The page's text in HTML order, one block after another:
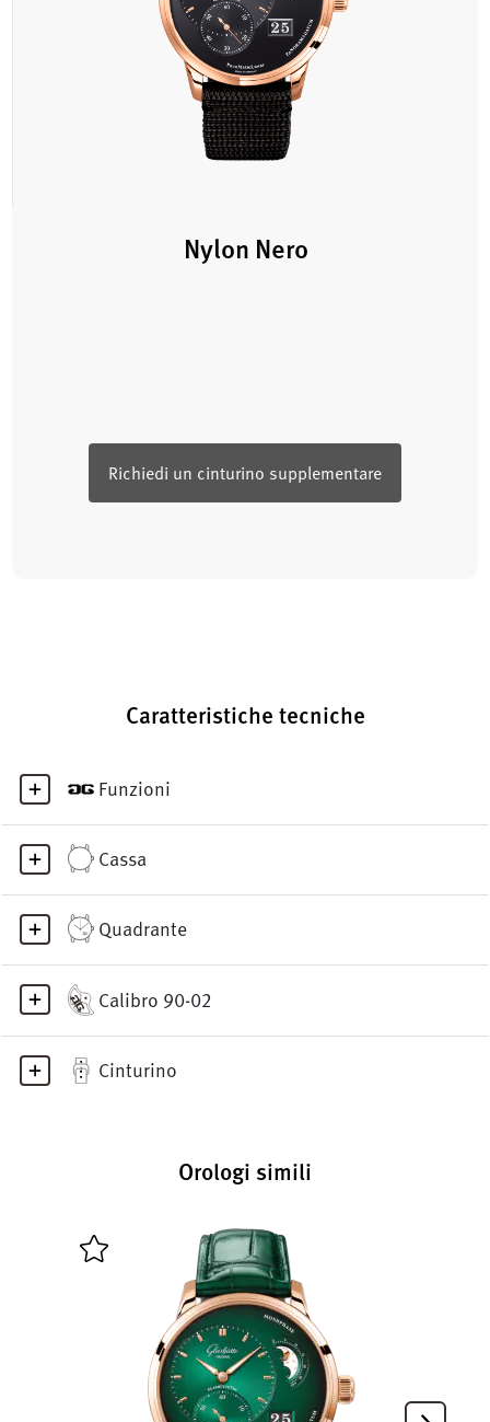
Nylon Nero
Richiedi un cinturino supplementare
Caratteristiche tecniche
Funzioni
Cassa
Quadrante
Calibro 90-02
Cinturino
Orologi simili